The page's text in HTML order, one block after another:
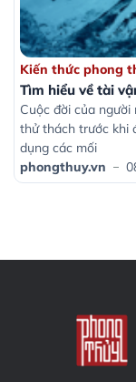
Tìm hiểu về tài
Kiến thức phong
Tìm hiểu về tài
Cuộc đời của
thử thách trước khi
dụng các mối
phongthuy.vn